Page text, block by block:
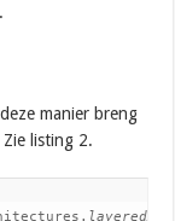
manier breng
listing 2.